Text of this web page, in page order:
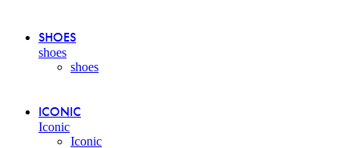
SHOES
shoes
shoes
ICONIC
Iconic
Iconic